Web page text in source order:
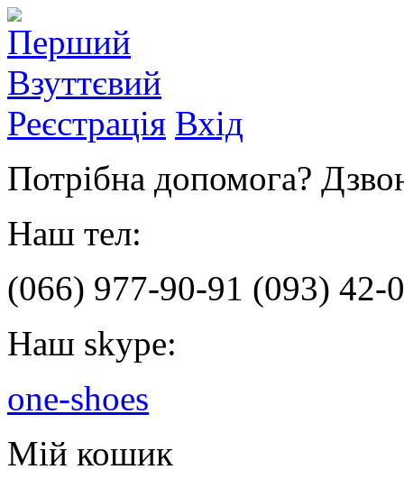
Реєстрація Вхід
Потрібна допомога?
Наш тел:
(066) 977-90-91 (093) 42-
Наш skype:
one-shoes
Мій кошик